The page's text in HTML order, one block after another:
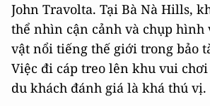
John Travolta. Tại Bà Nà Hills,
thể nhìn cận cảnh và chụp hình
vật nổi tiếng thế giới trong bảo
Việc đi cáp treo lên khu vui
du khách đánh giá là khá thú vị.